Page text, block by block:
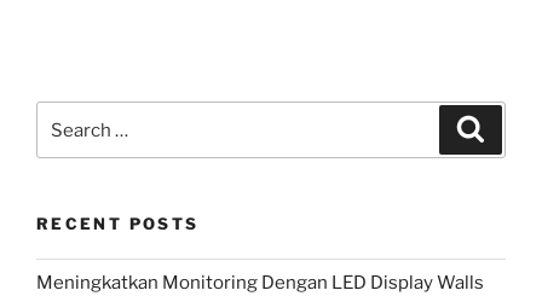
for:
RECENT POSTS
Meningkatkan Monitoring Dengan LED Display Walls